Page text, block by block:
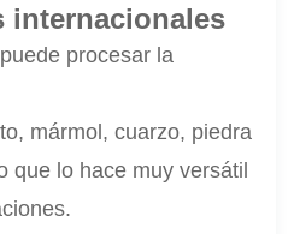
internacionales
procesar la
mármol, cuarzo, piedra
que lo hace muy versátil